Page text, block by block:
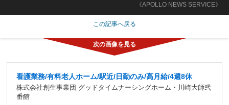
《APOLLO NEWS SERVICE》
この記事へ戻る
看護業務/有料老人ホーム/駅近/日勤のみ/高月給/4週8休
株式会社創生事業団 グッドタイムナーシングホーム・川崎大師弐
番館